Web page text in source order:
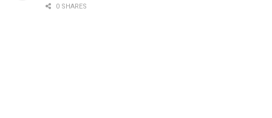
0 SHARES